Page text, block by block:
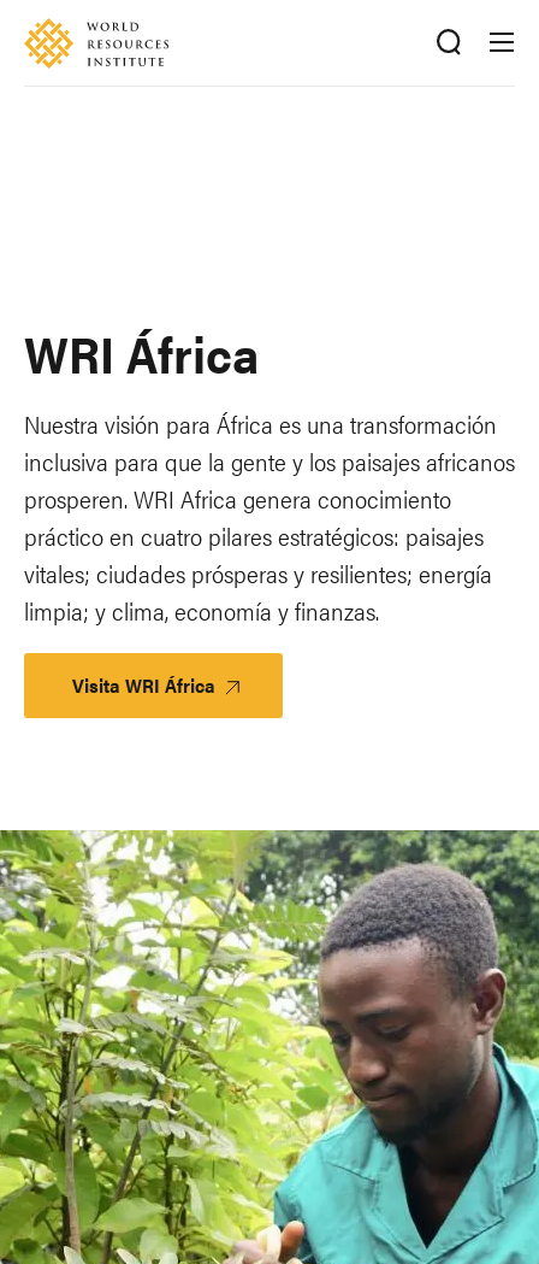
Skip
main
Accessibility
WRI África
Nuestra visión para África es una transformación
inclusiva para que la gente y los paisajes africanos
prosperen. WRI Africa genera conocimiento
práctico en cuatro pilares estratégicos: paisajes
vitales; ciudades prósperas y resilientes; energía
limpia; y clima, economía y finanzas.
Visita WRI África